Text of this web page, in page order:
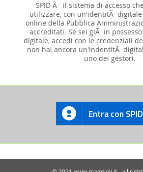
SPID Ã¨ il sistema di accesso
utilizzare, con un'identitÃ digitale
online della Pubblica
accreditati. Se sei giÃ in
digitale, accedi con le credenziali
non hai ancora un'indentitÃ
uno dei gestori.
Entra con SPID